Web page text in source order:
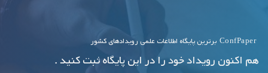
ConfPaper برترین پایگاه اطلاعات علمی رویدادهای کشور
هم اکنون رویداد خود را در این پایگاه ثبت کنید .